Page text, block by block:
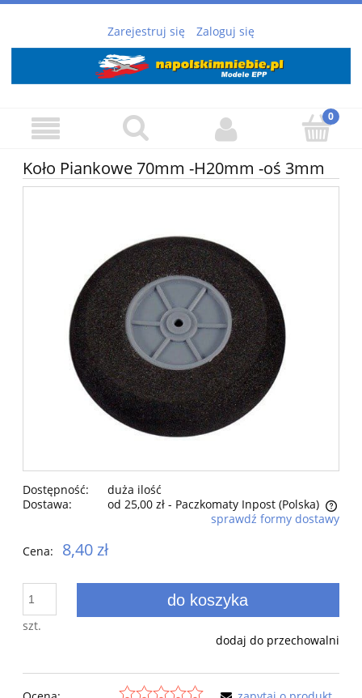
Zarejestruj się Zaloguj się
Koło Piankowe 70mm -H20mm -oś 3mm
Dostępność:
duża ilość
Dostawa:
od 25,00 zł - Paczkomaty Inpost (Polska)
Cena nie zawiera ewentualnych kosztów płatności
sprawdź formy dostawy
Cena: 8,40 zł
szt.
do koszyka
dodaj do przechowalni